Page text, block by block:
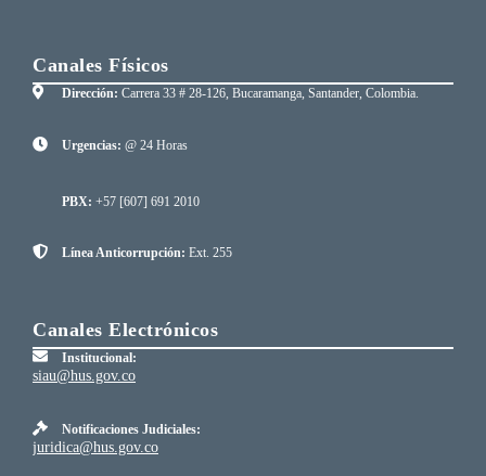
Canales Físicos
Dirección: Carrera 33 # 28-126, Bucaramanga, Santander, Colombia.
Urgencias: @ 24 Horas
PBX: +57 [607] 691 2010
Línea Anticorrupción: Ext. 255
Canales Electrónicos
Institucional:
siau@hus.gov.co
Notificaciones Judiciales:
juridica@hus.gov.co